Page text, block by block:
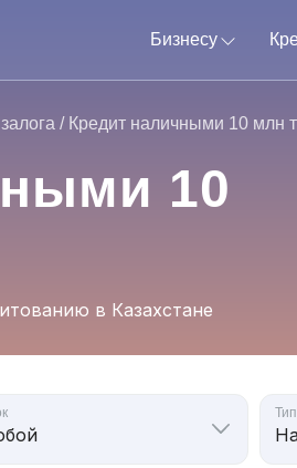
Бизнесу
/ Кредит наличными 10 млн
10
в Казахстане